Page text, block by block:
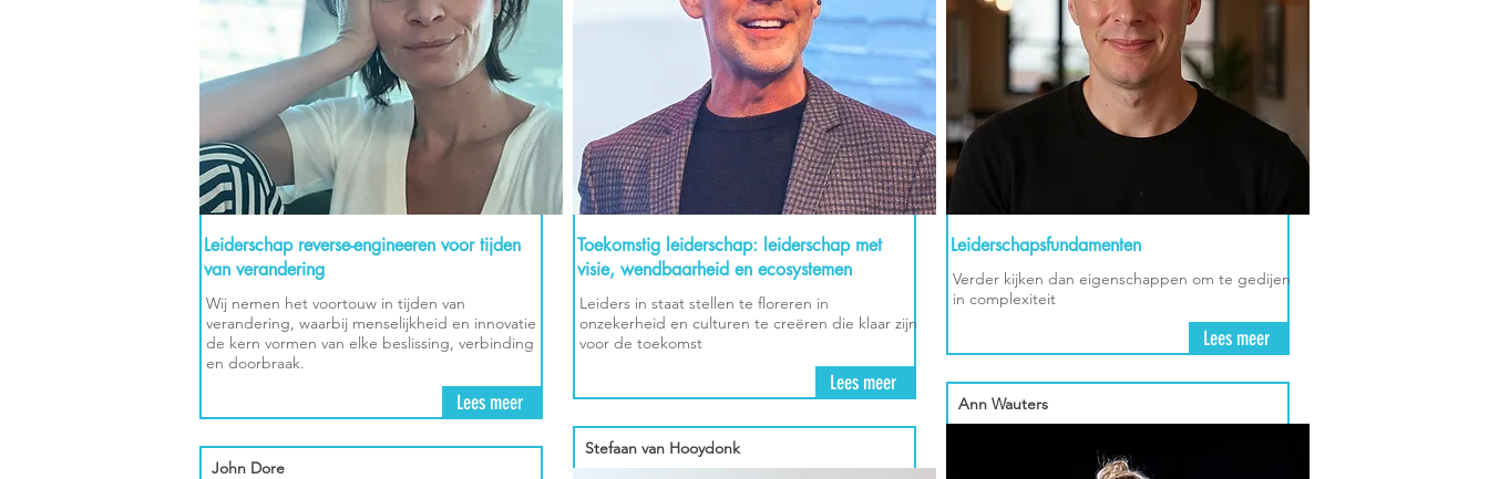
Leiderschap reverse-engineeren voor tijden
van verandering
Wij nemen het voortouw in tijden van
verandering, waarbij menselijkheid en innovatie
de kern vormen van elke beslissing, verbinding
en doorbraak.
Lees meer
John Dore
Toekomstig leiderschap: leiderschap met
visie, wendbaarheid en ecosystemen
Leiders in staat stellen te floreren in
onzekerheid en culturen te creëren die klaar zijn
voor de toekomst
Lees meer
Stefaan van Hooydonk
Leiderschapsfundamenten
Verder kijken dan eigenschappen om te gedijen
in complexiteit
Lees meer
Ann Wauters